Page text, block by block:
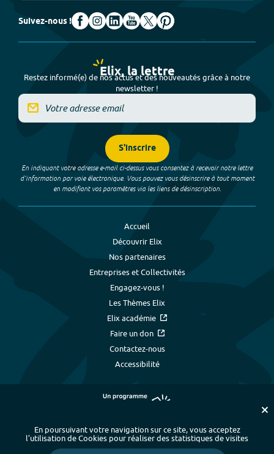
Suivez-nous !
Elix, la lettre
Restez informé(e) de nos actus et des nouveautés grâce à notre
newsletter !
S'inscrire
En indiquant votre adresse e-mail ci-dessus vous consentez à recevoir notre lettre
d’information par voie électronique. Vous pouvez vous désinscrire à tout moment
en modifiant vos paramètres via les liens de désinscription.
Accueil
Découvrir Elix
Nos partenaires
Entreprises et Collectivités
Engagez-vous !
Les Thèmes Elix
Elix académie
Faire un don
Contactez-nous
Accessibilité
Plan du site - Index alphabétique -
En poursuivant votre navigation sur ce site, vous acceptez
l’utilisation de Cookies pour réaliser des statistiques de visites